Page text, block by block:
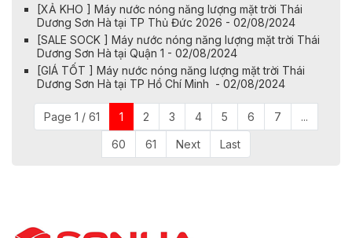
[XẢ KHO ] Máy nước nóng năng lượng mặt trời Thái
Dương Sơn Hà tại TP Thủ Đức 2026 - 02/08/2024
[SALE SOCK ] Máy nước nóng năng lượng mặt trời Thái
Dương Sơn Hà tại Quận 1 - 02/08/2024
[GIÁ TỐT ] Máy nước nóng năng lượng mặt trời Thái
Dương Sơn Hà tại TP Hồ Chí Minh - 02/08/2024
Page 1 / 61 1 2 3 4 5 6 7 ...
60 61 Next Last